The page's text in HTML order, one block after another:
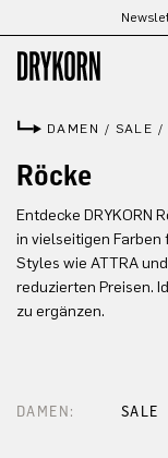
Zum Hauptinhalt
DAMEN / SALE /
Röcke
Entdecke DRYKORN
in vielseitigen Farben
Styles wie ATTRA
reduzierten Preisen.
zu ergänzen.
DAMEN: SALE